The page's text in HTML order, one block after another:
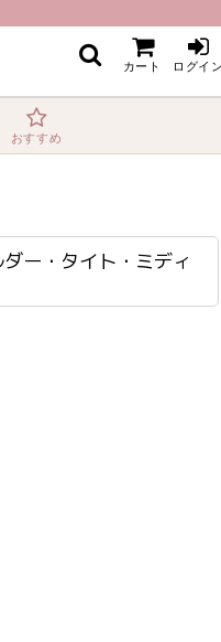
カート ログイ
おすすめ
セナ着用][送料無料]myrd
ー・タイト・ミディ